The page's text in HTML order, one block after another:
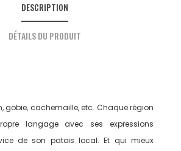
DESCRIPTION
DÉTAILS DU PRODUIT
gobie, cachemaille, etc. Chaque région
langage avec ses expres­sions
de son patois local. Et qui mieux